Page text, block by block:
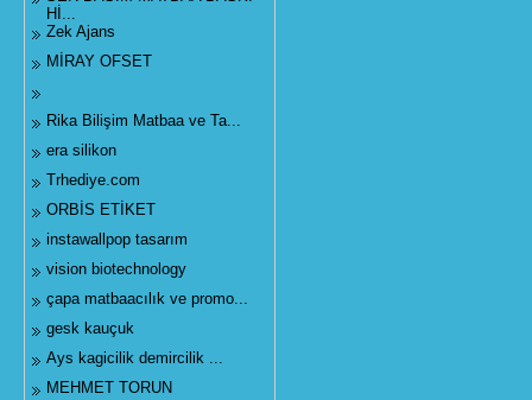
Hİ...
Zek Ajans
MİRAY OFSET
Rika Bilişim Matbaa ve Ta...
era silikon
Trhediye.com
ORBİS ETİKET
instawallpop tasarım
vision biotechnology
çapa matbaacılık ve promo...
gesk kauçuk
Ays kagicilik demircilik ...
MEHMET TORUN